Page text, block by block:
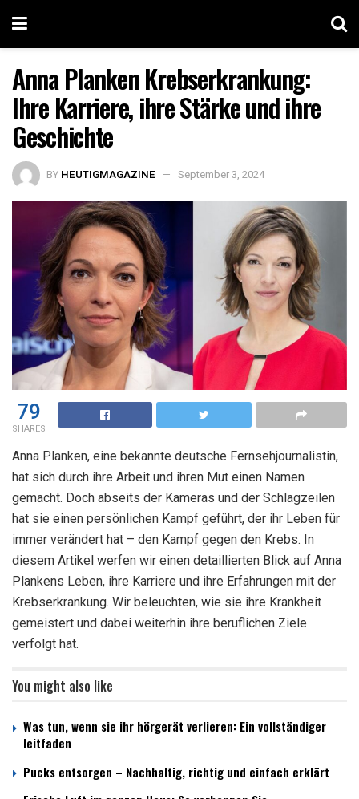
Anna Planken Krebserkrankung:
Ihre Karriere, ihre Stärke und ihre
Geschichte
BY HEUTIGMAGAZINE September 3, 2024
79
SHARES
Anna Planken, eine bekannte deutsche Fernsehjournalistin,
hat sich durch ihre Arbeit und ihren Mut einen Namen
gemacht. Doch abseits der Kameras und der Schlagzeilen
hat sie einen persönlichen Kampf geführt, der ihr Leben für
immer verändert hat – den Kampf gegen den Krebs. In
diesem Artikel werfen wir einen detaillierten Blick auf Anna
Plankens Leben, ihre Karriere und ihre Erfahrungen mit der
Krebserkrankung. Wir beleuchten, wie sie ihre Krankheit
gemeistert und dabei weiterhin ihre beruflichen Ziele
verfolgt hat.
You might also like
Was tun, wenn sie ihr hörgerät verlieren: Ein vollständiger
leitfaden
Pucks entsorgen – Nachhaltig, richtig und einfach erklärt